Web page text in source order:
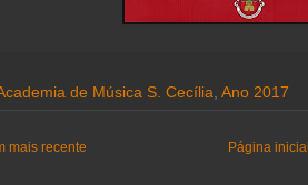
de Música S. Cecília, Ano 2017
mais recente Página